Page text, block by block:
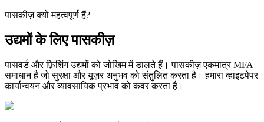
पासकीज़ क्यों महत्वपूर्ण हैं?
उद्यमों के लिए पासकीज़
पासवर्ड और फ़िशिंग उद्यमों को जोखिम में डालते हैं। पासकीज़ एकमात्र MFA
समाधान है जो सुरक्षा और यूज़र अनुभव को संतुलित करता है। हमारा व्हाइटपेपर
कार्यान्वयन और व्यावसायिक प्रभाव को कवर करता है।